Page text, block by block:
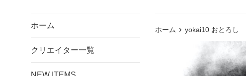
ホーム
クリエイター一覧
ホーム › yokai10 おとろし